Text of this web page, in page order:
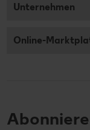
Unternehmen
Online-